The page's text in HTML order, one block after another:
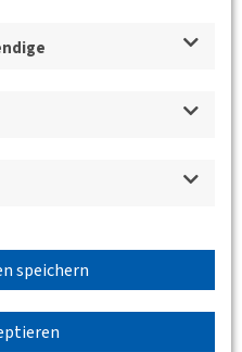
speichern
Dann melden Sie sich
den 17 April 2024sehr
und verbleiben